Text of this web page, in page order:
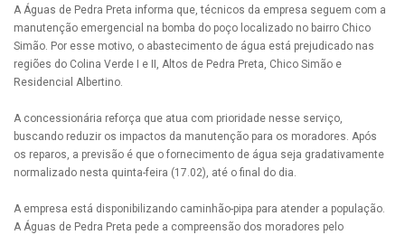
A Águas de Pedra Preta informa que, técnicos da empresa seguem com a
manutenção emergencial na bomba do poço localizado no bairro Chico
Simão. Por esse motivo, o abastecimento de água está prejudicado nas
regiões do Colina Verde I e II, Altos de Pedra Preta, Chico Simão e
Residencial Albertino.
A concessionária reforça que atua com prioridade nesse serviço,
buscando reduzir os impactos da manutenção para os moradores. Após
os reparos, a previsão é que o fornecimento de água seja gradativamente
normalizado nesta quinta-feira (17.02), até o final do dia.
A empresa está disponibilizando caminhão-pipa para atender a população.
A Águas de Pedra Preta pede a compreensão dos moradores pelo